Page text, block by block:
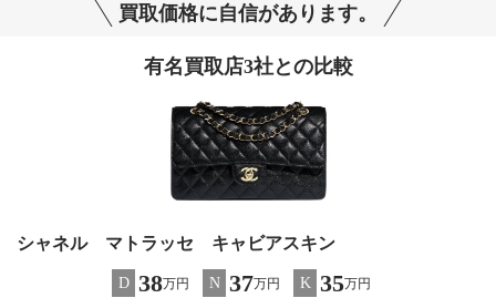
買取価格に自信があります。
有名買取店3社との比較
シャネル マトラッセ キャビアスキン
D 38万円 N 37万円 K 35万円